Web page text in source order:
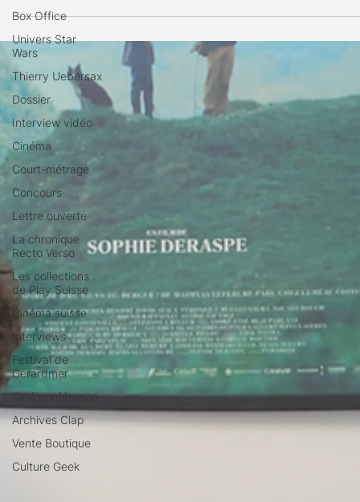
Box Office
Univers Star
Wars
Thierry Uebersax
Dossier
Interview vidéo
Cinéma
Court-métrage
Concours
Lettre ouverte
La chronique
Recto Verso
Les collections
de Play Suisse
Cinéma suisse
Interviews
Festival de
Gérardmer
Ciné conférence
Archives Clap
Vente Boutique
Culture Geek